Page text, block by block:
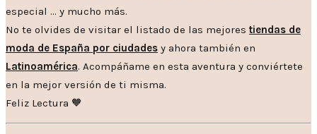
especial … y mucho más.
No te olvides de visitar el listado de las mejores tiendas de
moda de España por ciudades y ahora también en
Latinoamérica. Acompáñame en esta aventura y conviértete
en la mejor versión de ti misma.
Feliz Lectura 🧡